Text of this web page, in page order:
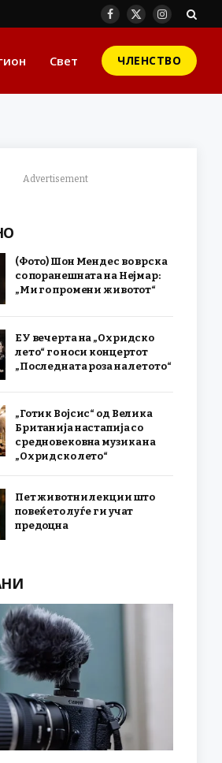
Facebook
X
Instagram
Свет ЧЛЕНСТВО
Advertisement
(Фото) Шон Мендес во врска
со поранешната на Нејмар:
„Ми го промени животот“
ЕУ вечерта на „Охридско
лето“ го носи концертот
„Последната роза на летото“
„Готик Војсис“ од Велика
Британија настапија со
средновековна музика на
„Охридско лето“
Пет животни лекции што
повеќето луѓе ги учат
предоцна